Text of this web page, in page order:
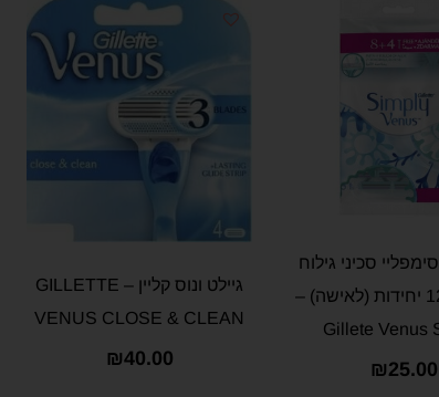
סכיני גילוח
חד פעמי 12 יחידות (לאישה) –
Gillete Venus
₪25.00
גיילט ונוס קליין – GILLETTE
VENUS CLOSE & CLEAN
₪40.00